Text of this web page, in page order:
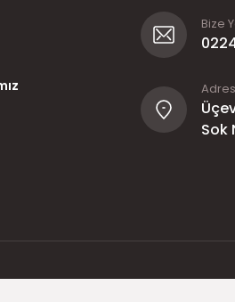
Bize
Adres
Sok